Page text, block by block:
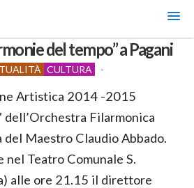
del tempo” a Pagani
CULTURA -
Artistica 2014 -2015
dell’Orchestra Filarmonica
del Maestro Claudio Abbado.
nel Teatro Comunale S.
alle ore 21.15 il direttore